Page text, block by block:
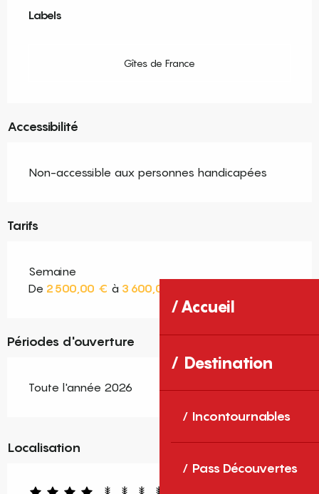
Accueil
Destination
Incontournables
Pass Découvertes
Labels
Labels
Gîtes de France
Accessibilité
Non-accessible aux personnes handicapées
Tarifs
Semaine
De 2 500,00 € à 3 600,00 €
Périodes d'ouverture
Toute l'année 2026
Localisation